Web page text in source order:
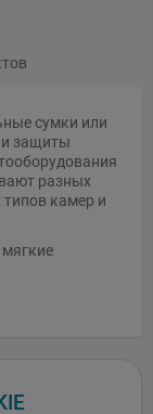
сумки или
и защиты
разных
камер и